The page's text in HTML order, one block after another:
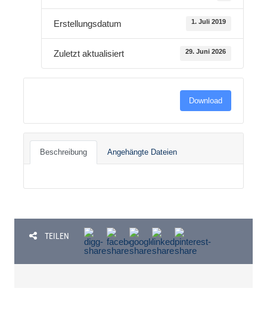
Erstellungsdatum 1. Juli 2019
Zuletzt aktualisiert 29. Juni 2026
Download
Beschreibung Angehängte Dateien
TEILEN